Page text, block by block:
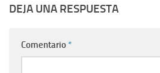
DEJA UNA RESPUESTA
Comentario *